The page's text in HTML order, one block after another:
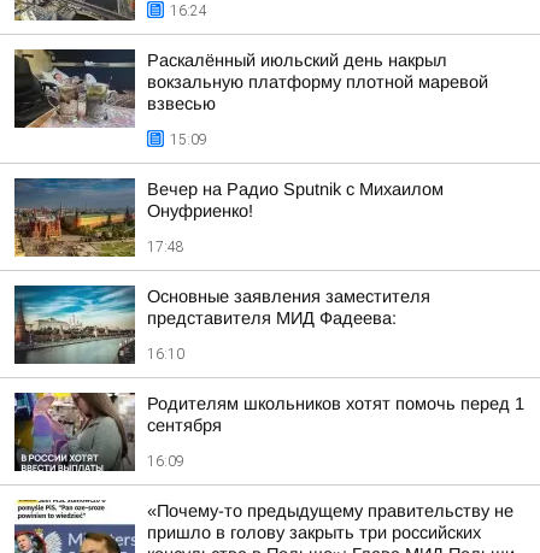
16:24
Раскалённый июльский день накрыл
вокзальную платформу плотной маревой
взвесью
15:09
Вечер на Радио Sputnik с Михаилом
Онуфриенко!
17:48
Основные заявления заместителя
представителя МИД Фадеева:
16:10
Родителям школьников хотят помочь перед 1
сентября
16:09
«Почему-то предыдущему правительству не
пришло в голову закрыть три российских